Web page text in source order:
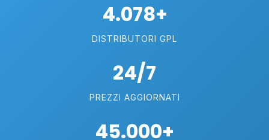
4.078+
DISTRIBUTORI GPL
24/7
PREZZI AGGIORNATI
45.000+